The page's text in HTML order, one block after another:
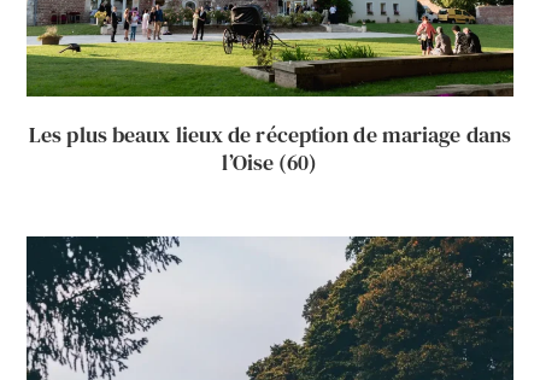
Les plus beaux lieux de réception de mariage dans
l’Oise (60)